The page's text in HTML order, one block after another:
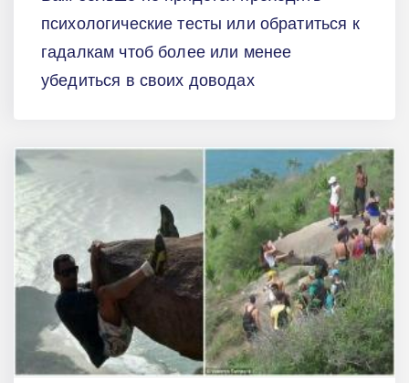
психологические тесты или обратиться к
гадалкам чтоб более или менее
убедиться в своих доводах